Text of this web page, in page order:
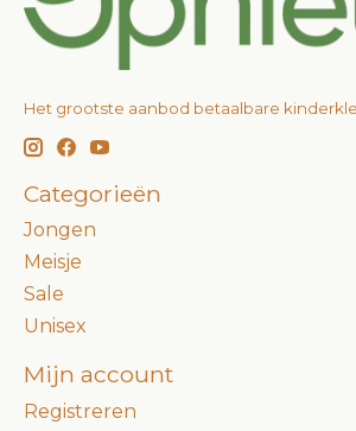
Het grootste aanbod betaalbare
Categorieën
Jongen
Meisje
Sale
Unisex
Mijn account
Registreren